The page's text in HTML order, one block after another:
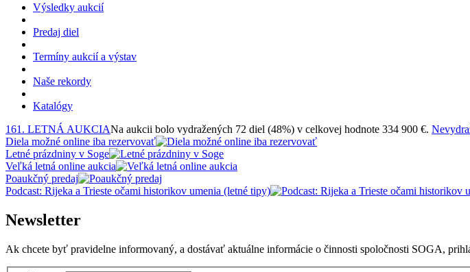
Výsledky aukcií
Predaj diel
Termíny aukcií a výstav
Naše rekordy
Katalógy
161. LETNÁ AUKCIANa aukcii bolo vydražených 72 diel (48%) v celkovej hodnote 334 900 €.
Diela možné online iba rezervovať
Letné prázdniny v Soge
Veľká letná online aukcia
Poaukčný predaj
Podcast: Rijeka a Trieste očami historikov umenia (letné tipy)
Newsletter
Ak chcete byť pravidelne informovaný, a dostávať aktuálne informácie o činnosti spoločnosti SOGA,